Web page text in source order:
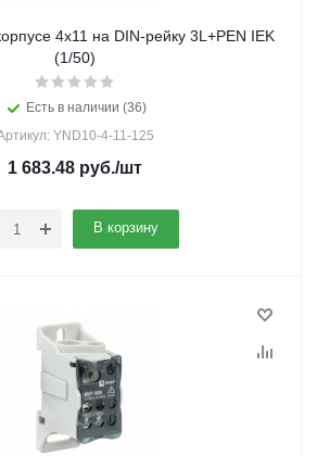
4х11 на DIN-рейку 3L+PEN IEK
(1/50)
Есть в наличии (36)
YND10-4-11-125
1 683.48 руб./шт
В корзину